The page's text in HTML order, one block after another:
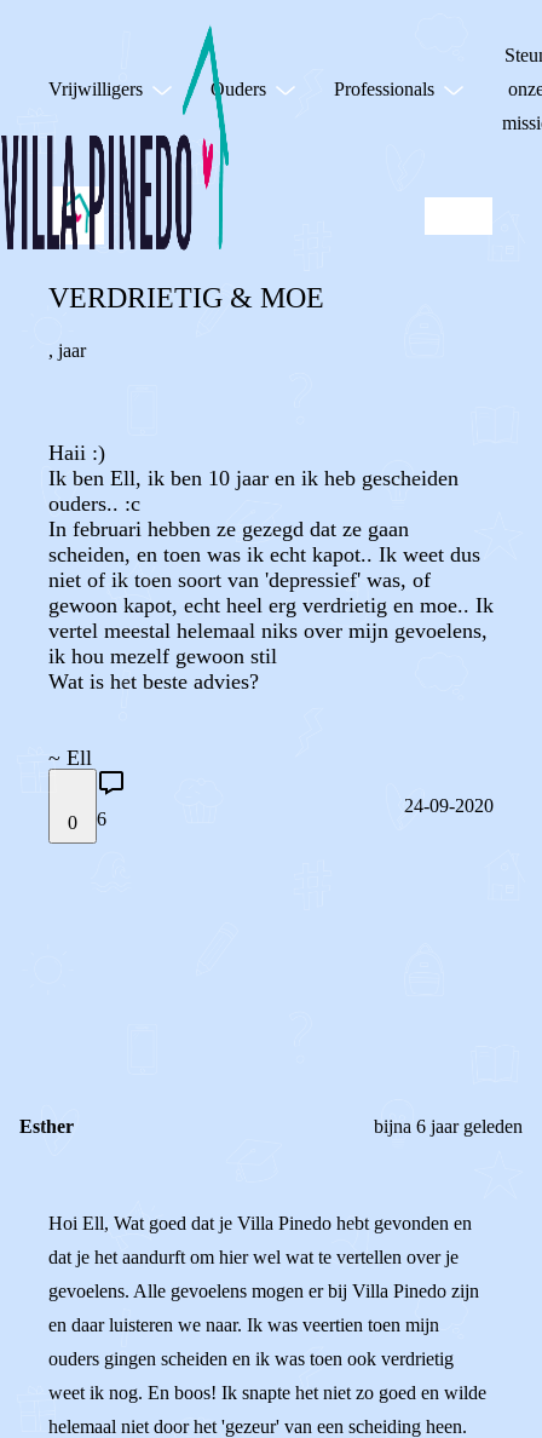
Vrijwilligers Ouders Professionals
VERDRIETIG & MOE
, jaar
Haii :)
Ik ben Ell, ik ben 10 jaar en ik heb gescheiden
ouders.. :c
In februari hebben ze gezegd dat ze gaan
scheiden, en toen was ik echt kapot.. Ik weet dus
niet of ik toen soort van 'depressief' was, of
gewoon kapot, echt heel erg verdrietig en moe.. Ik
vertel meestal helemaal niks over mijn gevoelens,
ik hou mezelf gewoon stil
Wat is het beste advies?
~ Ell
0 6
24-09-2020
Esther bijna 6 jaar geleden
Hoi Ell, Wat goed dat je Villa Pinedo hebt gevonden en
dat je het aandurft om hier wel wat te vertellen over je
gevoelens. Alle gevoelens mogen er bij Villa Pinedo zijn
en daar luisteren we naar. Ik was veertien toen mijn
ouders gingen scheiden en ik was toen ook verdrietig
weet ik nog. En boos! Ik snapte het niet zo goed en wilde
helemaal niet door het 'gezeur' van een scheiding heen.